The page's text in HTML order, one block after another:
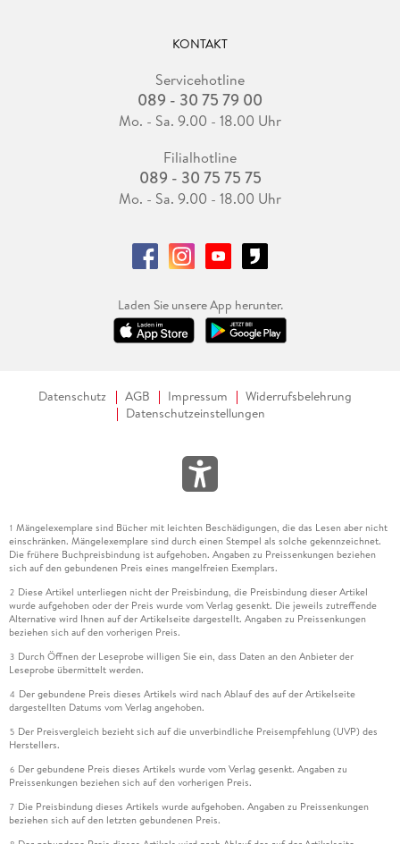
KONTAKT
Servicehotline
089 - 30 75 79 00
Mo. - Sa. 9.00 - 18.00 Uhr
Filialhotline
089 - 30 75 75 75
Mo. - Sa. 9.00 - 18.00 Uhr
Laden Sie unsere App herunter.
Datenschutz AGB Impressum
Widerrufsbelehrung
Datenschutzeinstellungen
1 Mängelexemplare sind Bücher mit leichten Beschädigungen, die das Lesen aber nicht
einschränken. Mängelexemplare sind durch einen Stempel als solche gekennzeichnet.
Die frühere Buchpreisbindung ist aufgehoben. Angaben zu Preissenkungen beziehen
sich auf den gebundenen Preis eines mangelfreien Exemplars.
2 Diese Artikel unterliegen nicht der Preisbindung, die Preisbindung dieser Artikel
wurde aufgehoben oder der Preis wurde vom Verlag gesenkt. Die jeweils zutreffende
Alternative wird Ihnen auf der Artikelseite dargestellt. Angaben zu Preissenkungen
beziehen sich auf den vorherigen Preis.
3 Durch Öffnen der Leseprobe willigen Sie ein, dass Daten an den Anbieter der
Leseprobe übermittelt werden.
4 Der gebundene Preis dieses Artikels wird nach Ablauf des auf der Artikelseite
dargestellten Datums vom Verlag angehoben.
5 Der Preisvergleich bezieht sich auf die unverbindliche Preisempfehlung (UVP) des
Herstellers.
6 Der gebundene Preis dieses Artikels wurde vom Verlag gesenkt. Angaben zu
Preissenkungen beziehen sich auf den vorherigen Preis.
7 Die Preisbindung dieses Artikels wurde aufgehoben. Angaben zu Preissenkungen
beziehen sich auf den letzten gebundenen Preis.